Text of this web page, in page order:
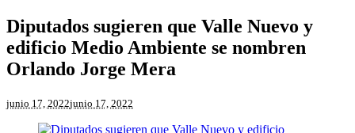
Diputados sugieren que Valle Nuevo y
edificio Medio Ambiente se nombren
Orlando Jorge Mera
junio 17, 2022junio 17, 2022